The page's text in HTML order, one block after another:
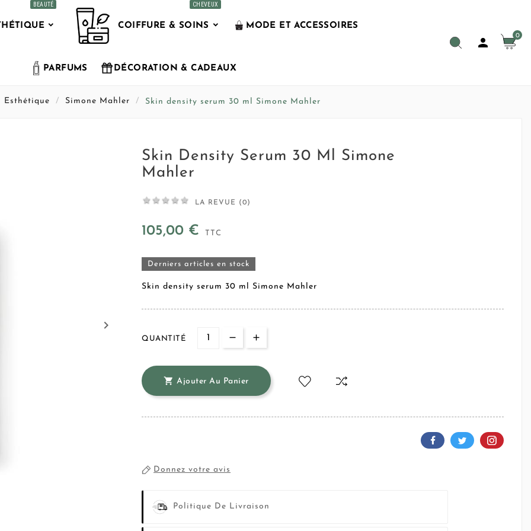
BEAUTÉ
COIFFURE & SOINS
CHEVEUX
MODE ET ACCESSOIRES
PARFUMS DÉCORATION & CADEAUX
 0
Esthétique Simone Mahler Skin density serum 30 ml Simone Mahler
keyboard_arrow_right
Skin Density Serum 30 Ml Simone
Mahler
     LA REVUE (0)
105,00 € TTC
Derniers articles en stock
Skin density serum 30 ml Simone Mahler
QUANTITÉ
 Ajouter Au Panier
Donnez votre avis
Politique De Livraison